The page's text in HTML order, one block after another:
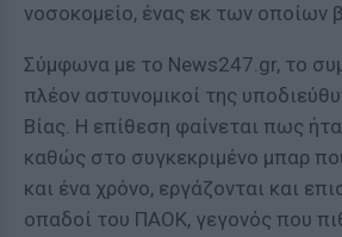
νοσοκομείο, ένας εκ των οποίων
Σύμφωνα με το News247.gr, το
πλέον αστυνομικοί της
Βίας. Η επίθεση φαίνεται πως
καθώς στο συγκεκριμένο μπαρ
και ένα χρόνο, εργάζονται και
οπαδοί του ΠΑΟΚ, γεγονός που